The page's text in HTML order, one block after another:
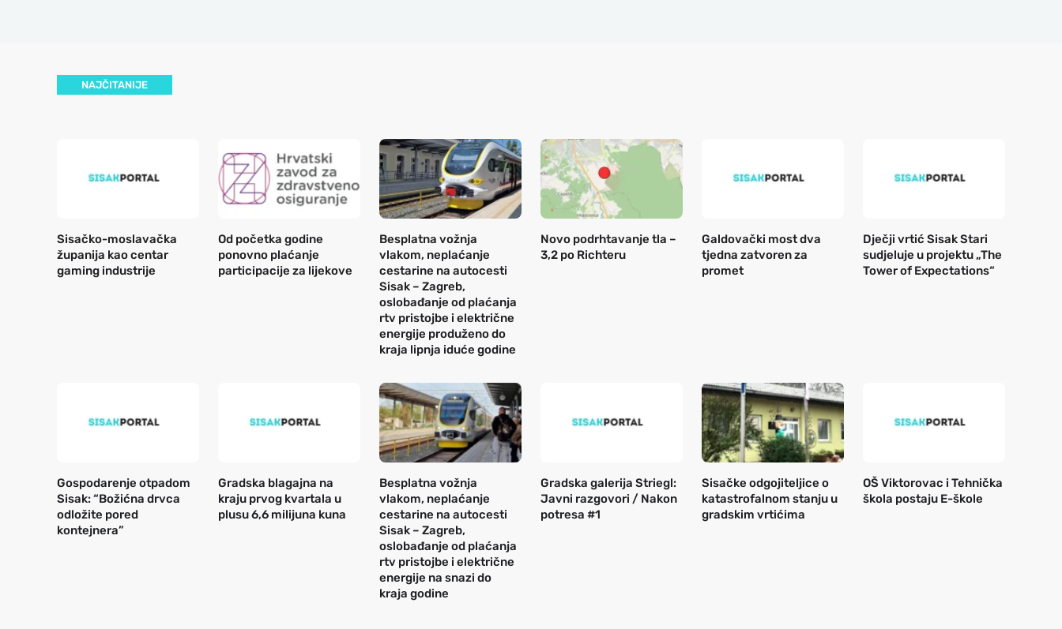
NAJČITANIJE
Sisačko-moslavačka
županija kao centar
gaming industrije
Od početka godine
ponovno plaćanje
participacije za lijekove
Besplatna vožnja
vlakom, neplaćanje
cestarine na autocesti
Sisak – Zagreb,
oslobađanje od plaćanja
rtv pristojbe i električne
energije produženo do
kraja lipnja iduće godine
Novo podrhtavanje tla –
3,2 po Richteru
Galdovački most dva
tjedna zatvoren za
promet
Dječji vrtić Sisak Stari
sudjeluje u projektu „The
Tower of Expectations“
Gospodarenje otpadom
Sisak: “Božićna drvca
odložite pored
kontejnera”
Gradska blagajna na
kraju prvog kvartala u
plusu 6,6 milijuna kuna
Besplatna vožnja
vlakom, neplaćanje
cestarine na autocesti
Sisak – Zagreb,
oslobađanje od plaćanja
rtv pristojbe i električne
energije na snazi do
kraja godine
Gradska galerija Striegl:
Javni razgovori / Nakon
potresa #1
Sisačke odgojiteljice o
katastrofalnom stanju u
gradskim vrtićima
OŠ Viktorovac i Tehnička
škola postaju E-škole